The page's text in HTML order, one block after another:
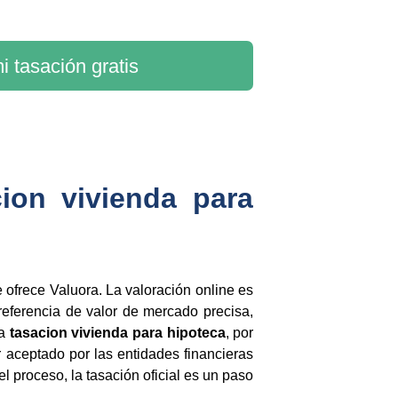
tasación gratis
vivienda para
Valuora. La valoración online es
de valor de mercado precisa,
tasacion vivienda para hipoteca, por
por las entidades financieras
proceso, la tasación oficial es un paso